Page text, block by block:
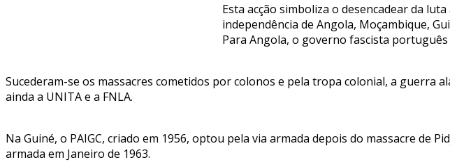
Esta acção simboliza o desencadear da
independência de Angola, Moçambique,
Para Angola, o governo fascista
Sucederam-se os massacres cometidos por colonos e pela tropa colonial, a
ainda a UNITA e a FNLA.
Na Guiné, o PAIGC, criado em 1956, optou pela via armada depois do massacre de
armada em Janeiro de 1963.